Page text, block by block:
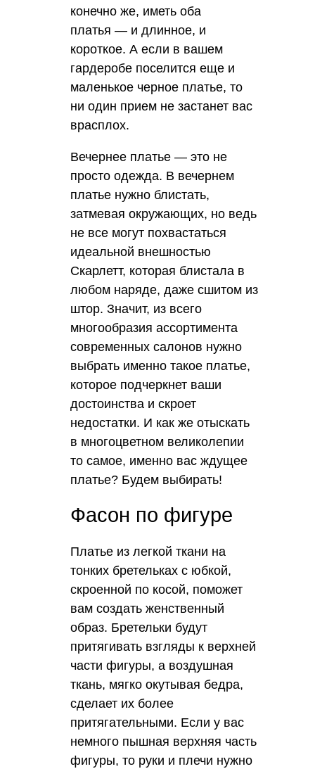
конечно же, иметь оба
платья — и длинное, и
короткое. А если в вашем
гардеробе поселится еще и
маленькое черное платье, то
ни один прием не застанет вас
врасплох.
Вечернее платье — это не
просто одежда. В вечернем
платье нужно блистать,
затмевая окружающих, но ведь
не все могут похвастаться
идеальной внешностью
Скарлетт, которая блистала в
любом наряде, даже сшитом из
штор. Значит, из всего
многообразия ассортимента
современных салонов нужно
выбрать именно такое платье,
которое подчеркнет ваши
достоинства и скроет
недостатки. И как же отыскать
в многоцветном великолепии
то самое, именно вас ждущее
платье? Будем выбирать!
Фасон по фигуре
Платье из легкой ткани на
тонких бретельках с юбкой,
скроенной по косой, поможет
вам создать женственный
образ. Бретельки будут
притягивать взгляды к верхней
части фигуры, а воздушная
ткань, мягко окутывая бедра,
сделает их более
притягательными. Если у вас
немного пышная верхняя часть
фигуры, то руки и плечи нужно